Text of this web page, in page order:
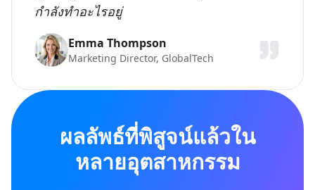
กำลังทำอะไรอยู่
Emma Thompson
Marketing Director, GlobalTech
ผลลัพธ์ที่พิสูจน์แล้วใน
หลายอุตสาหกรรม